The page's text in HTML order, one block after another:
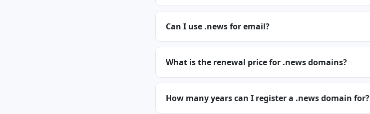
Can I use .news for email?
What is the renewal price for .news domains?
How many years can I register a .news domain for?